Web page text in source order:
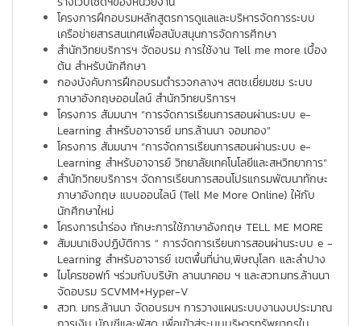
โครงการฝึกอบรมหลักสูตรการดูแลและบริหารจัดการระบบ
เครือข่ายสารสนเทศเพื่อสนับสนุนการจัดการศึกษา
สำนักวิทยบริการฯ จัดอบรม การใช้งาน Tell me more เบื้อง
ต้น สำหรับนักศึกษา
กองบังคับการฝึกอบรมตำรวจกลางฯ สตช.เยี่ยมชม ระบบ
ภาษาอังกฤษออนไลน์ สำนักวิทยบริการฯ
โครงการ สัมมนาฯ “การจัดการเรียนการสอนผ่านระบบ e-
Learning สำหรับอาจารย์ มทร.ล้านนา จอมทอง”
โครงการ สัมมนาฯ “การจัดการเรียนการสอนผ่านระบบ e-
Learning สำหรับอาจารย์ วิทยาลัยเทคโนโลยีและสหวิทยาการ”
สำนักวิทยบริการฯ จัดการเรียนการสอนโปรแกรมพัฒนาทักษะ
ภาษาอังกฤษ แบบออนไลน์ (Tell Me More Online) ให้กับ
นักศึกษาใหม่
โครงการนำร่อง ทักษะการใช้ภาษาอังกฤษ TELL ME MORE
สัมมนาเชิงปฏิบัติการ “ การจัดการเรียนการสอนผ่านระบบ e -
Learning สำหรับอาจารย์ เขตพื้นที่น่าน,พิษณุโลก และลำปาง
ไมโครซอฟท์ ฯร่วมกับบริษัท ลานนาคอม ฯ และสวท.มทร.ล้านนา
จัดอบรม SCVMM+Hyper-V
สวท. มทร.ล้านนา จัดอบรมฯ การวางแผนระบบงานงบประมาณ